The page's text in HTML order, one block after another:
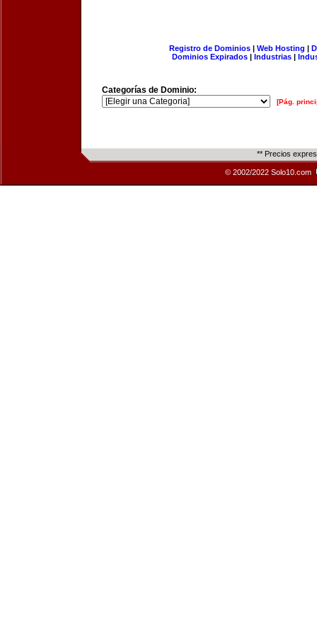
Registro de Dominios| Web Hosting |
Dominios Expirados | Industrias |
Categorías de Dominio:
[Pág.
** Precios
© 2002/2022 Solo10.com